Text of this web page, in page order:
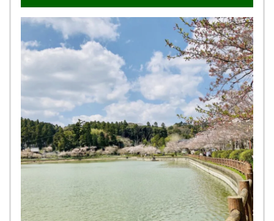
開いてしまった部分の 石膏ボードの補修から行
い、 クロスを張替えました👷 施工前 ↓ 下地補
強 ↓ ここにはタオル掛けを付ける為、 合板にて
下地を補強しました！ （石膏ボード貼付け）↓
パテ処理 ↓ 新たなクロスを張って タオル掛けは
当初あった物を 取付けて施工完了です✨ 生
まれ変わった洗面所になりました（*^_^*） お客
様にもお喜びいただき、 工事完工後に頂いたアン
ケート用紙に 『その都度、進捗状況を報告いただ
いたことが良かった』 とお褒めの言葉をいただき
何よりです(^^♪ 次回も何かあった際は頼みたい
と おっしゃっていただけましたので、 現状に満足
せずスタッフ一同 これからもスキルアップして い
から❗️ お待ちしております🌟
樹脂はアルミの1000倍熱を 伝えにくい性質がある
ようです！ 👍結露がしにくくなる👍 外気の影響
を受けにくいので、 新設の窓の結露の発生が抑え
られますよ♪ 👍防音効果👍 今はテレワークの方も
多く、 小さなお子様がいるお家で騒音など 悩まれ
ている方もいるのでは無いでしょうか？ 室内の気
密性をあげることで、 音の伝わりを減らすことが
可能です♪ 👍省エネ対策👍 先ほども断熱性で触れ
ましたが、 室外の温度変化の影響を室内に 伝えに
くくしてくれます。 そのため、冷暖房器具の 負荷
さんのメリットがあります☺️💕 ただ、やはりデメ
リットもあるのです。 ▲開閉の手間 窓が二つある
まずは既存の物置と濡れ縁の 撤去作業をし、物置
の設置スペースを 確認していきます！！ 設置ス
ペースが決まったら 湿気で物置内にカビを発生さ
せないために 物置の下にコンクリートブロック を
置いていきます！ ※地面との間にスペースが生まれ
る事により、 雨が降っても雨水や土に触れず 通気
性も確保できるので、 サビにくくなり物置を長持
ちさせるためです！！ 物置はスチール製や鉄製の
ものが ほとんどなので、湿気は大敵なんです(；ﾟ
Дﾟ) 完成に近づいてきました🌟 隅々までミ
スのないよう慎重に取り付けていきます！ 完成
はこちらです✨ ↓↓↓↓↓ 続きまして濡れ縁の新設作
業です🎵 土を平らにしてから設置場所に穴を掘り
て★